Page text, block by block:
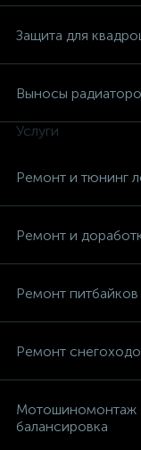
Защита для
Выносы
Услуги
Ремонт и тюнинг
Ремонт и
Ремонт питбайков
Ремонт
балансировка